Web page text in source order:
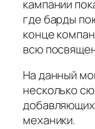
кампании
где барды
конце
всю
На данный
несколько
механики.